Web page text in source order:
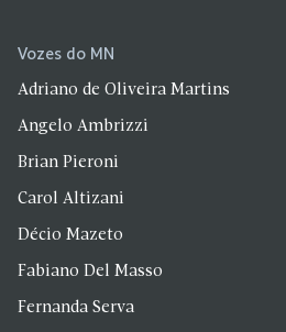
Vozes do MN
Adriano de Oliveira Martins
Angelo Ambrizzi
Brian Pieroni
Carol Altizani
Décio Mazeto
Fabiano Del Masso
Fernanda Serva